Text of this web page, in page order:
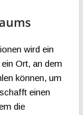
wird ein
Ort, an dem
können, um
einen
die